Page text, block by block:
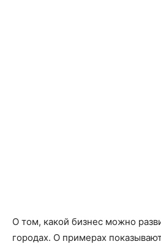
О том, какой бизнес можно
городах. О примерах